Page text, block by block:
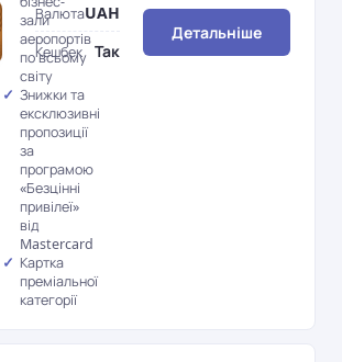
зали
аеропортів
по всьому
світу
Знижки та
ексклюзивні
пропозиції
за
програмою
«Безцінні
привілеї»
від
Mastercard
Картка
преміальної
категорії
ВалютаUAH
Кешбек Так
Детальніше